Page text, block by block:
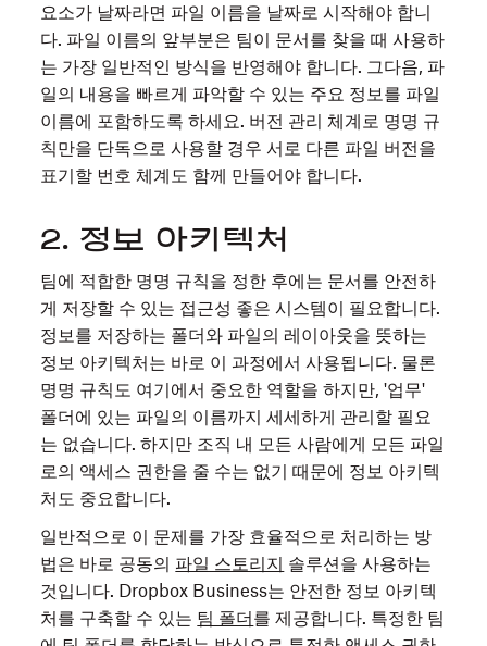
요소가 날짜라면 파일 이름을 날짜로 시작해야 합니
다. 파일 이름의 앞부분은 팀이 문서를 찾을 때 사용하
는 가장 일반적인 방식을 반영해야 합니다. 그다음, 파
일의 내용을 빠르게 파악할 수 있는 주요 정보를 파일
이름에 포함하도록 하세요. 버전 관리 체계로 명명 규
칙만을 단독으로 사용할 경우 서로 다른 파일 버전을
표기할 번호 체계도 함께 만들어야 합니다.
2. 정보 아키텍처
팀에 적합한 명명 규칙을 정한 후에는 문서를 안전하
게 저장할 수 있는 접근성 좋은 시스템이 필요합니다.
정보를 저장하는 폴더와 파일의 레이아웃을 뜻하는
정보 아키텍처는 바로 이 과정에서 사용됩니다. 물론
명명 규칙도 여기에서 중요한 역할을 하지만, '업무'
폴더에 있는 파일의 이름까지 세세하게 관리할 필요
는 없습니다. 하지만 조직 내 모든 사람에게 모든 파일
로의 액세스 권한을 줄 수는 없기 때문에 정보 아키텍
처도 중요합니다.
일반적으로 이 문제를 가장 효율적으로 처리하는 방
법은 바로 공동의 파일 스토리지 솔루션을 사용하는
것입니다. Dropbox Business는 안전한 정보 아키텍
처를 구축할 수 있는 팀 폴더를 제공합니다. 특정한 팀